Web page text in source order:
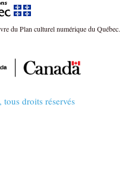
du Plan culturel numérique du Québec.
droits réservés